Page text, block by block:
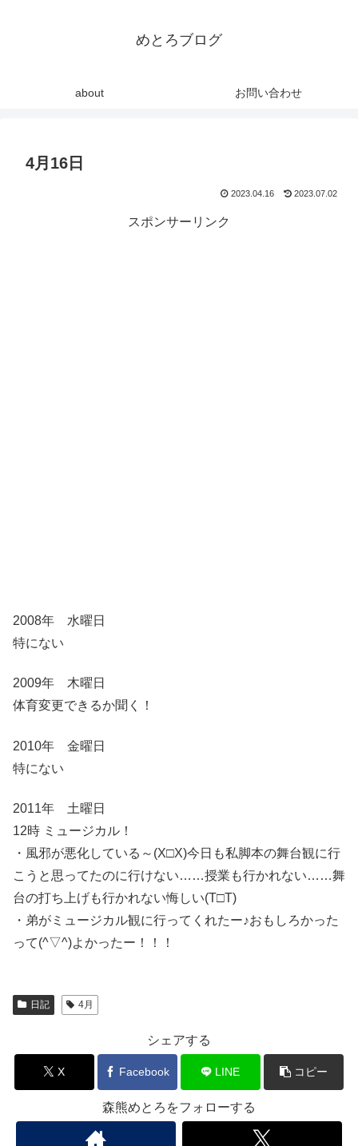
めとろブログ
about お問い合わせ
4月16日
2023.04.16 2023.07.02
スポンサーリンク
2008年 水曜日
特にない
2009年 木曜日
体育変更できるか聞く！
2010年 金曜日
特にない
2011年 土曜日
12時 ミュージカル！
・風邪が悪化している～(X□X)今日も私脚本の舞台観に行
こうと思ってたのに行けない……授業も行かれない……舞
台の打ち上げも行かれない悔しい(T□T)
・弟がミュージカル観に行ってくれたー♪おもしろかった
って(^▽^)よかったー！！！
日記 4月
シェアする
X Facebook LINE コピー
森熊めとろをフォローする